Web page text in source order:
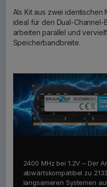
Als Kit aus zwei
ideal für den Dual-Channel-
arbeiten parallel und
Speicherbandbreite.
2400 MHz bei 1.2V – Der
abwärtskompatibel zu
langsameren Systemen